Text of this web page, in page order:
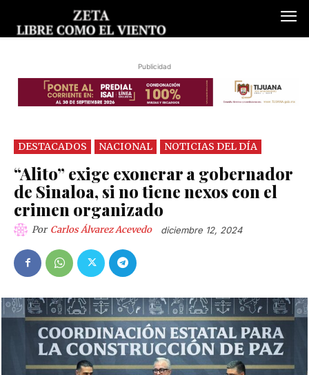
Publicidad
DESTACADOS NACIONAL NOTICIAS DEL DÍA
“Alito” exige exonerar a gobernador
de Sinaloa, si no tiene nexos con el
crimen organizado
Por Carlos Álvarez Acevedo diciembre 12, 2024